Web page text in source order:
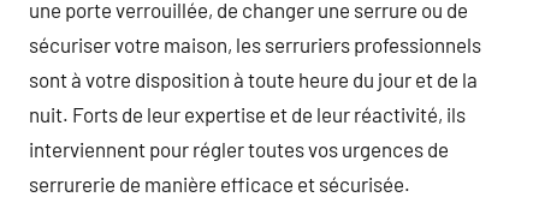
une porte verrouillée, de changer une serrure ou de
sécuriser votre maison, les serruriers professionnels
sont à votre disposition à toute heure du jour et de la
nuit. Forts de leur expertise et de leur réactivité, ils
interviennent pour régler toutes vos urgences de
serrurerie de manière efficace et sécurisée.